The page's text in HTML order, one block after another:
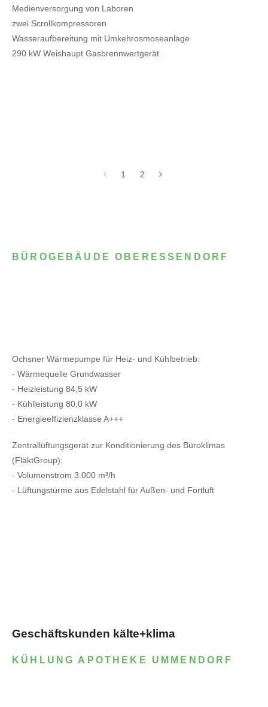
Medienversorgung von Laboren
zwei Scrollkompressoren
Wasseraufbereitung mit Umkehrosmoseanlage
290 kW Weishaupt Gasbrennwertgerät
1 2
BÜROGEBÄUDE OBERESSENDORF
Ochsner Wärmepumpe für Heiz- und Kühlbetrieb:
- Wärmequelle Grundwasser
- Heizleistung 84,5 kW
- Kühlleistung 80,0 kW
- Energieeffizienzklasse A+++
Zentrallüftungsgerät zur Konditionierung des Büroklimas
(FläktGroup):
- Volumenstrom 3.000 m³/h
- Lüftungstürme aus Edelstahl für Außen- und Fortluft
Geschäftskunden kälte+klima
KÜHLUNG APOTHEKE UMMENDORF